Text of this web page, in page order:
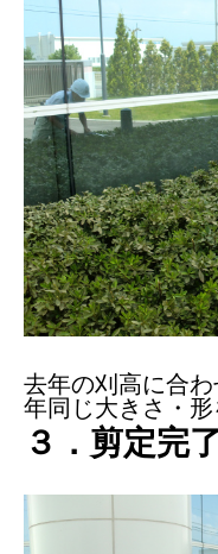
去年の刈高に合
年同じ大きさ・形
３．剪定完了